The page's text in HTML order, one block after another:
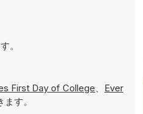
。
First Day of College、 Ever
す。